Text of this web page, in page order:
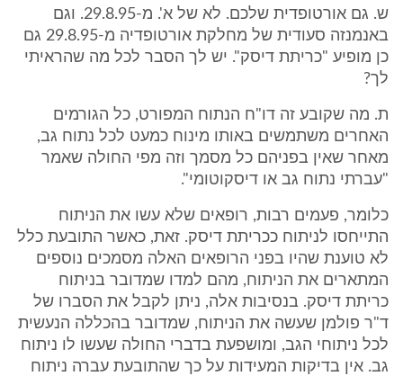
ש. גם אורטופדית שלכם. לא של א'. מ-29.8.95. וגם
באנמנזה סעודית של מחלקת אורטופדיה מ-29.8.95 גם
כן מופיע "כריתת דיסק". יש לך הסבר לכל מה שהראיתי
לך?
ת. מה שקובע זה דו"ח הנתוח המפורט, כל הגורמים
האחרים משתמשים באותו מינוח כמעט לכל נתוח גב,
מאחר שאין בפניהם כל מסמך וזה מפי החולה שאמר
"עברתי נתוח גב או דיסקוטומי".
כלומר, פעמים רבות, רופאים שלא עשו את הניתוח
התייחסו לניתוח ככריתת דיסק. זאת, כאשר התובעת כלל
לא טוענת שהיו בפני הרופאים האלה מסמכים נוספים
המתארים את הניתוח, מהם למדו שמדובר בניתוח
כריתת דיסק. בנסיבות אלה, ניתן לקבל את הסברו של
ד"ר פולמן שעשה את הניתוח, שמדובר בהכללה הנעשית
לכל ניתוחי הגב, ומושפעת בדברי החולה שעשו לו ניתוח
גב. אין בדיקות המעידות על כך שהתובעת עברה ניתוח